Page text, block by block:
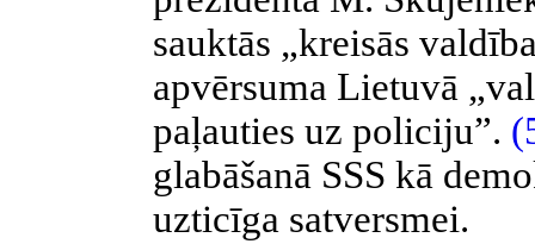
sauktās „kreisās
apvērsuma Lietuvā
paļauties uz policiju”.
glabāšanā SSS kā
uzticīga satversmei.